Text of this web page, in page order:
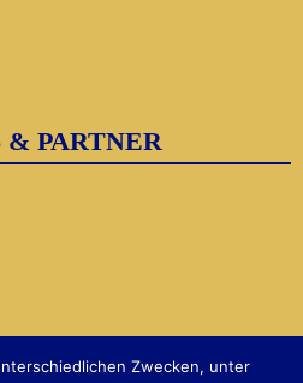
PARTNER
Zwecken, unter